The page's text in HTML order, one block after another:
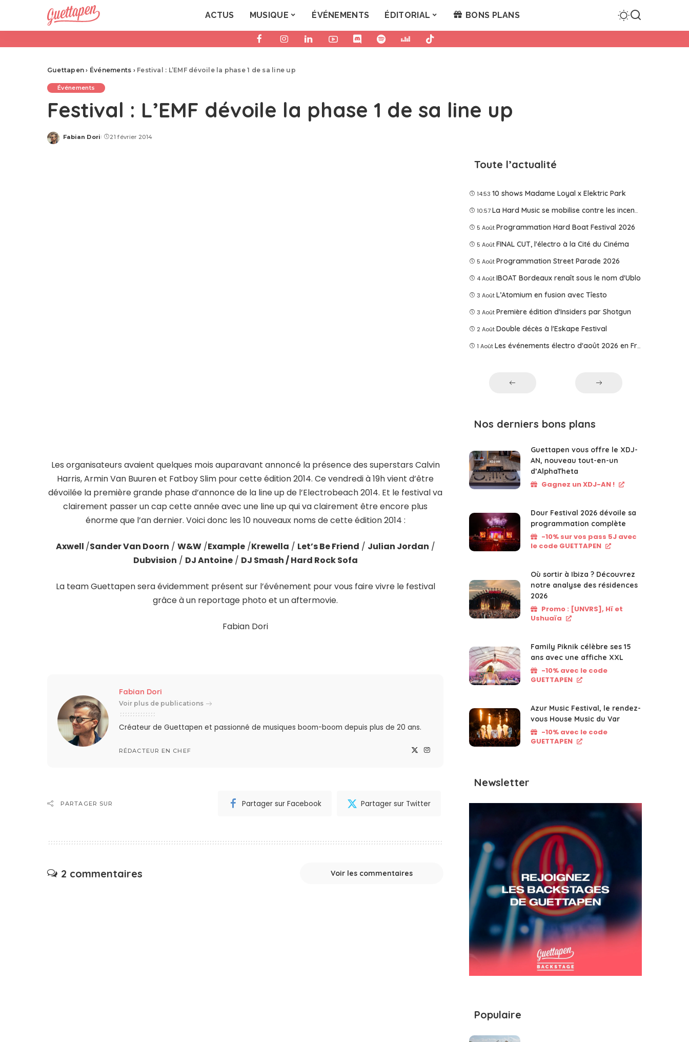
ACTUS MUSIQUE ÉVÉNEMENTS ÉDITORIAL BONS PLANS
Guettapen › Événements › Festival : L’EMF dévoile la phase 1 de sa line up
Événements
Festival : L’EMF dévoile la phase 1 de sa line up
Posted
Fabian Dori 21 février 2014
Les organisateurs avaient quelques mois auparavant annoncé la présence des superstars Calvin
Harris, Armin Van Buuren et Fatboy Slim pour cette édition 2014. Ce vendredi à 19h vient d’être
dévoilée la première grande phase d’annonce de la line up de l’Electrobeach 2014. Et le festival va
clairement passer un cap cette année avec une line up qui va clairement être encore plus
énorme que l’an dernier. Voici donc les 10 nouveaux noms de cette édition 2014 :
Axwell /Sander Van Doorn / W&W/Example/Krewella / Let’s Be Friend / Julian Jordan /
Dubvision / DJ Antoine/ DJ Smash / Hard Rock Sofa
La team Guettapen sera évidemment présent sur l’événement pour vous faire vivre le festival
grâce à un reportage photo et un aftermovie.
Fabian Dori
Fabian Dori
Voir plus de publications
Créateur de Guettapen et passionné de musiques boom-boom depuis plus de 20 ans.
RÉDACTEUR EN CHEF
PARTAGER SUR Partager sur Facebook Partager sur Twitter
2 commentaires Voir les commentaires
Toute l’actualité
14:53 10 shows Madame Loyal x Elektric Park
10:57 La Hard Music se mobilise contre les incendies
5 Août Programmation Hard Boat Festival 2026
5 Août FINAL CUT, l'électro à la Cité du Cinéma
5 Août Programmation Street Parade 2026
4 Août IBOAT Bordeaux renaît sous le nom d'Ublo
3 Août L’Atomium en fusion avec Tîesto
3 Août Première édition d'Insiders par Shotgun
2 Août Double décès à l'Eskape Festival
1 Août Les événements électro d'août 2026 en France
Nos derniers bons plans
Guettapen vous offre le XDJ-
AN, nouveau tout-en-un
d’AlphaTheta
Gagnez un XDJ-AN !
Dour Festival 2026 dévoile sa
programmation complète
-10% sur vos pass 5J avec
le code GUETTAPEN
Où sortir à Ibiza ? Découvrez
notre analyse des résidences
2026
Promo : [UNVRS], Hï et
Ushuaïa
Family Piknik célèbre ses 15
ans avec une affiche XXL
-10% avec le code
GUETTAPEN
Azur Music Festival, le rendez-
vous House Music du Var
-10% avec le code
GUETTAPEN
Newsletter
Populaire